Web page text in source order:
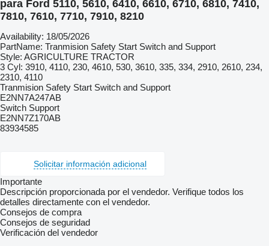
para Ford 5110, 5610, 6410, 6610, 6710, 6810, 7410,
7810, 7610, 7710, 7910, 8210
Availability: 18/05/2026
PartName: Tranmision Safety Start Switch and Support
Style: AGRICULTURE TRACTOR
3 Cyl: 3910, 4110, 230, 4610, 530, 3610, 335, 334, 2910, 2610, 234,
2310, 4110
Tranmision Safety Start Switch and Support
E2NN7A247AB
Switch Support
E2NN7Z170AB
83934585
Solicitar información adicional
Importante
Descripción proporcionada por el vendedor. Verifique todos los
detalles directamente con el vendedor.
Consejos de compra
Consejos de seguridad
Verificación del vendedor